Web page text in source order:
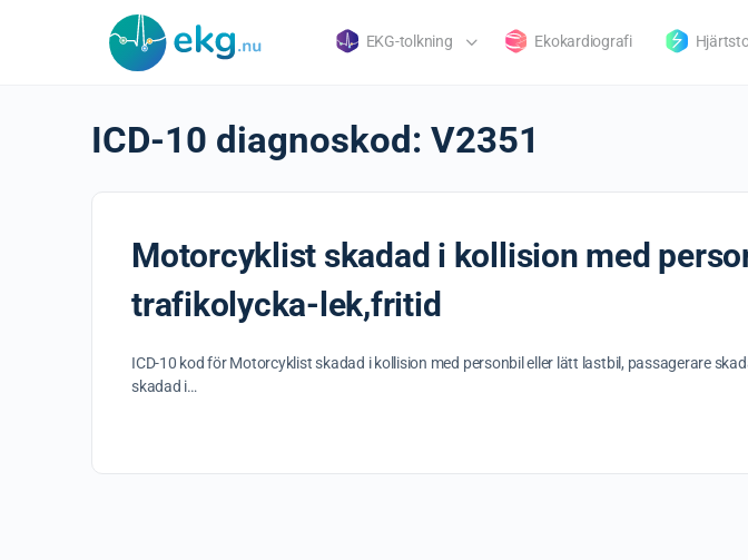
EKG-tolkning Ekokardiografi
ICD-10 diagnoskod: V2351
Motorcyklist skadad i kollision med
trafikolycka-lek,fritid
ICD-10 kod för Motorcyklist skadad i kollision med personbil eller lätt lastbil, passagerare
skadad i…